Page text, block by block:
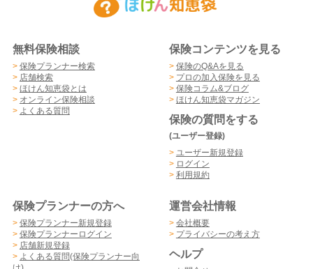
無料保険相談
> 保険プランナー検索
> 店舗検索
> ほけん知恵袋とは
> オンライン保険相談
> よくある質問
保険コンテンツを見る
> 保険のQ&Aを見る
> プロの加入保険を見る
> 保険コラム&ブログ
> ほけん知恵袋マガジン
保険の質問をする
(ユーザー登録)
> ユーザー新規登録
> ログイン
> 利用規約
保険プランナーの方へ
> 保険プランナー新規登録
> 保険プランナーログイン
> 店舗新規登録
> よくある質問(保険プランナー向
運営会社情報
> 会社概要
> プライバシーの考え方
ヘルプ